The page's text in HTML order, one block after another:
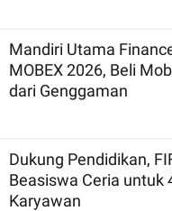
Mandiri Utama
MOBEX 2026, Beli
dari Genggaman
Dukung Pendidikan,
Beasiswa Ceria untuk
Karyawan